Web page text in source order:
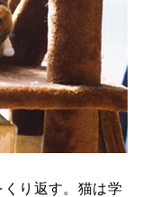
り返す。猫は学